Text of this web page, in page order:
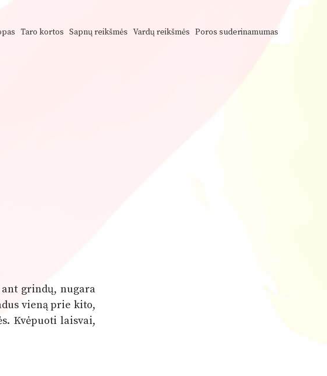
Taro kortos Sapnų reikšmės Vardų reikšmės Poros suderinamumas
grindų, nugara
vieną prie kito,
Kvėpuoti laisvai,